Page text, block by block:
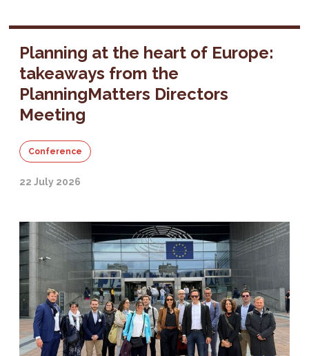
Planning at the heart of Europe:
takeaways from the
PlanningMatters Directors
Meeting
Conference
22 July 2026